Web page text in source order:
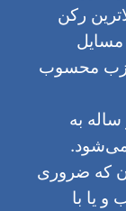
رکن
مسایل
حزب محسوب
به
که ضروری
یا با